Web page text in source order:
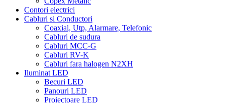
Contori electrici
Cabluri si Conductori
Coaxial, Utp, Alarmare, Telefonic
Cabluri de sudura
Cabluri MCC-G
Cabluri RV-K
Cabluri fara halogen N2XH
Iluminat LED
Becuri LED
Panouri LED
Proiectoare LED